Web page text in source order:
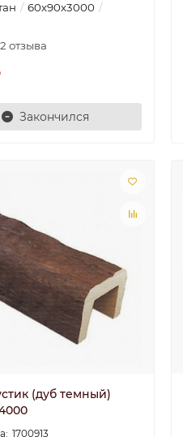
60х90х3000
2 отзыва
Закончился
(дуб темный)
1700913